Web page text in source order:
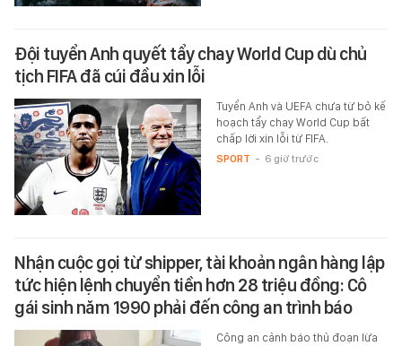
Đội tuyển Anh quyết tẩy chay World Cup dù chủ
tịch FIFA đã cúi đầu xin lỗi
Tuyển Anh và UEFA chưa từ bỏ kế
hoạch tẩy chay World Cup bất
chấp lời xin lỗi từ FIFA.
SPORT - 6 giờ trước
Nhận cuộc gọi từ shipper, tài khoản ngân hàng lập
tức hiện lệnh chuyển tiền hơn 28 triệu đồng: Cô
gái sinh năm 1990 phải đến công an trình báo
Công an cảnh báo thủ đoạn lừa